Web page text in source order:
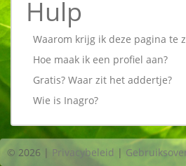
Hulp
Waarom krijg ik deze pagina te
Hoe maak ik een profiel aan?
Gratis? Waar zit het addertje?
Wie is Inagro?
© 2026 | Privacybeleid |